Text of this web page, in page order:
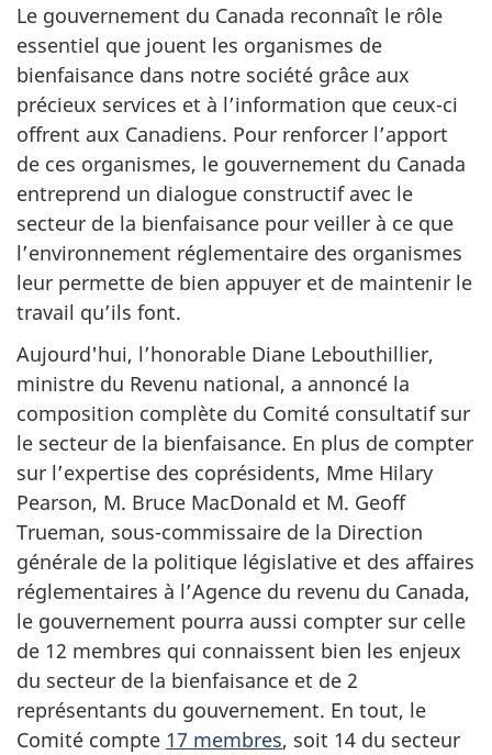
Le gouvernement du Canada reconnaît le rôle
essentiel que jouent les organismes de
bienfaisance dans notre société grâce aux
précieux services et à l’information que ceux-ci
offrent aux Canadiens. Pour renforcer l’apport
de ces organismes, le gouvernement du Canada
entreprend un dialogue constructif avec le
secteur de la bienfaisance pour veiller à ce que
l’environnement réglementaire des organismes
leur permette de bien appuyer et de maintenir le
travail qu’ils font.
Aujourd'hui, l’honorable Diane Lebouthillier,
ministre du Revenu national, a annoncé la
composition complète du Comité consultatif sur
le secteur de la bienfaisance. En plus de compter
sur l’expertise des coprésidents, Mme Hilary
Pearson, M. Bruce MacDonald et M. Geoff
Trueman, sous-commissaire de la Direction
générale de la politique législative et des affaires
réglementaires à l’Agence du revenu du Canada,
le gouvernement pourra aussi compter sur celle
de 12 membres qui connaissent bien les enjeux
du secteur de la bienfaisance et de 2
représentants du gouvernement. En tout, le
Comité compte 17 membres, soit 14 du secteur